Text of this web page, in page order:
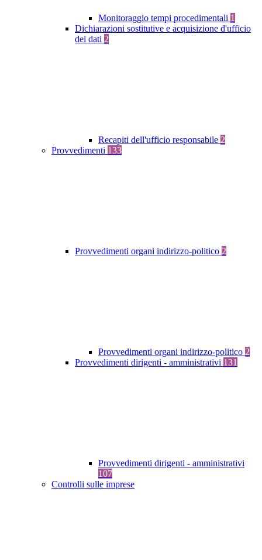
Monitoraggio tempi procedimentali 1
Dichiarazioni sostitutive e acquisizione d'ufficio
dei dati 2
Recapiti dell'ufficio responsabile 2
Provvedimenti 133
Provvedimenti organi indirizzo-politico 2
Provvedimenti organi indirizzo-politico 2
Provvedimenti dirigenti - amministrativi 131
Provvedimenti dirigenti - amministrativi
107
Controlli sulle imprese